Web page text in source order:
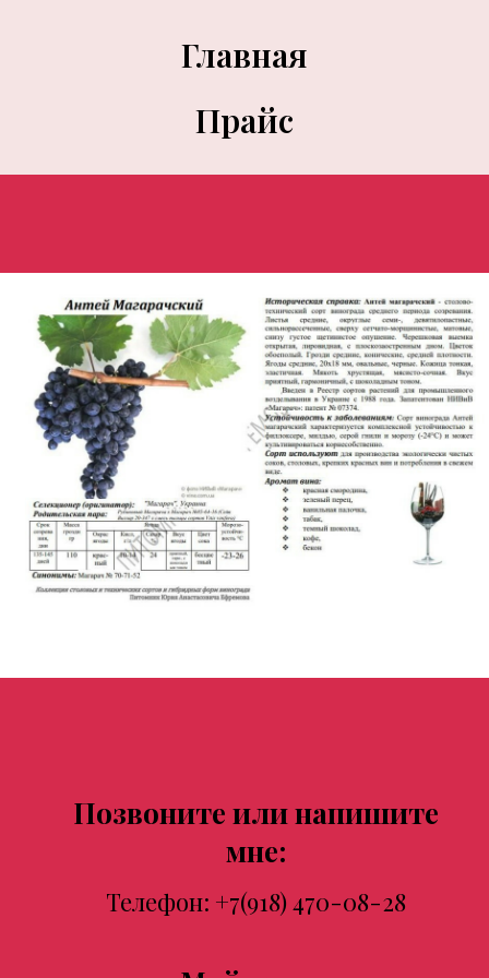
Главная
Прайс
Позвоните или напишите
мне:
Телефон: +7(918) 470-08-28